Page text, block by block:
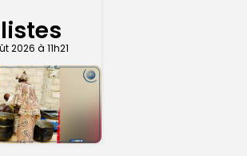
2026 à 11h21